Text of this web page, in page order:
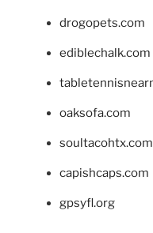
drogopets.com
ediblechalk.com
oaksofa.com
soultacohtx.com
capishcaps.com
gpsyfl.org